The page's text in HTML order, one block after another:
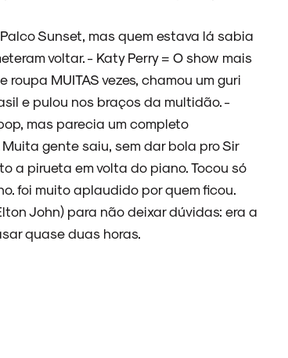
Sunset, mas quem estava lá sabia
voltar. - Katy Perry = O show mais
MUITAS vezes, chamou um guri
e pulou nos braços da multidão. -
mas parecia um completo
gente saiu, sem dar bola pro Sir
a pirueta em volta do piano. Tocou só
foi muito aplaudido por quem ficou.
John) para não deixar dúvidas: era a
quase duas horas.